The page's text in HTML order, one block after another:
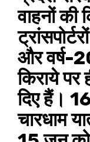
वाहनों की
और वर्ष-
किराये
दिए हैं।
चारधाम